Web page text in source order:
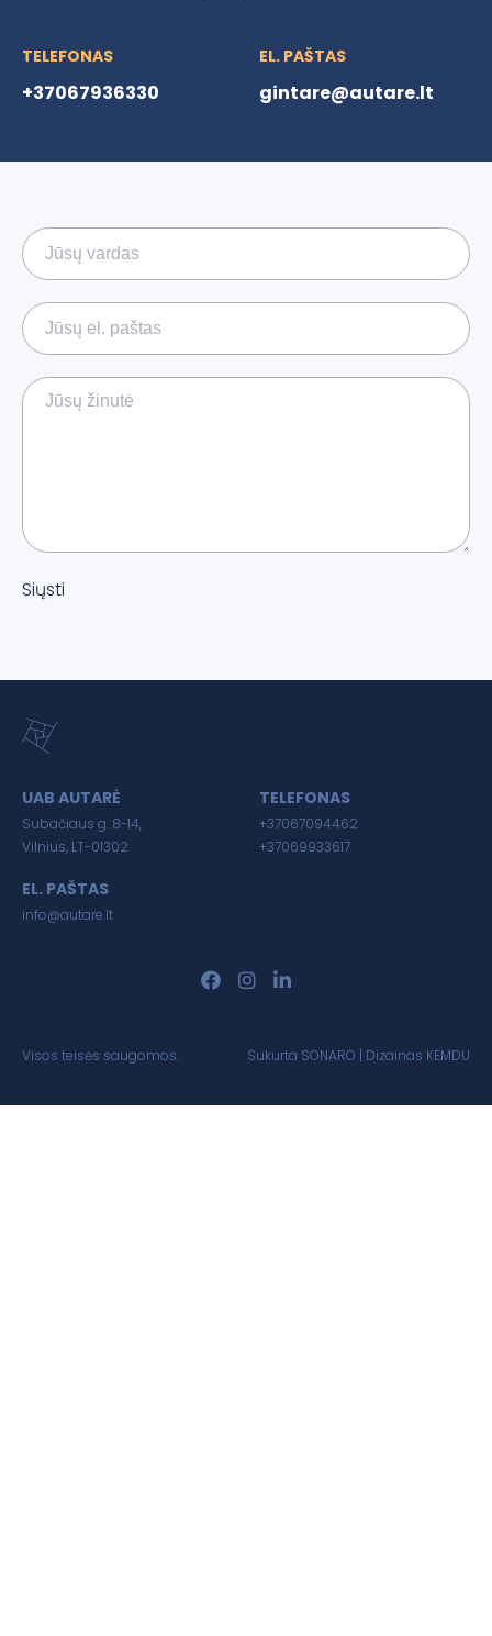
TELEFONAS
+37067936330
EL. PAŠTAS
gintare@autare.lt
Siųsti
UAB AUTARĖ
Subačiaus g. 8-14,
Vilnius, LT-01302
TELEFONAS
+37067094462
+37069933617
EL. PAŠTAS
info@autare.lt
Visos teisės saugomos. Sukurta SONARO | Dizainas KEMDU